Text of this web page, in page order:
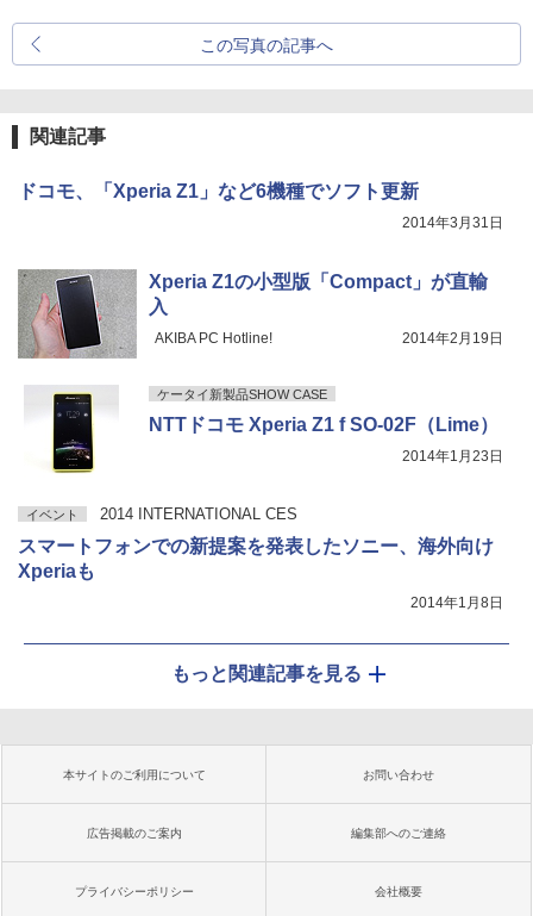
この写真の記事へ
関連記事
ドコモ、「Xperia Z1」など6機種でソフト更新
2014年3月31日
Xperia Z1の小型版「Compact」が直輸
入
AKIBA PC Hotline! 2014年2月19日
ケータイ新製品SHOW CASE
NTTドコモ Xperia Z1 f SO-02F（Lime）
2014年1月23日
イベント 2014 INTERNATIONAL CES
スマートフォンでの新提案を発表したソニー、海外向け
Xperiaも
2014年1月8日
もっと関連記事を見る
本サイトのご利用について お問い合わせ
広告掲載のご案内 編集部へのご連絡
プライバシーポリシー 会社概要